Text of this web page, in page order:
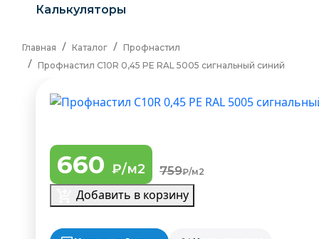
Калькуляторы
Главная Каталог
Профнастил
Профнастил C10R 0,45 PE RAL 5005 сигнальный синий
660 ₽/м2 759₽/м2
Добавить в корзину